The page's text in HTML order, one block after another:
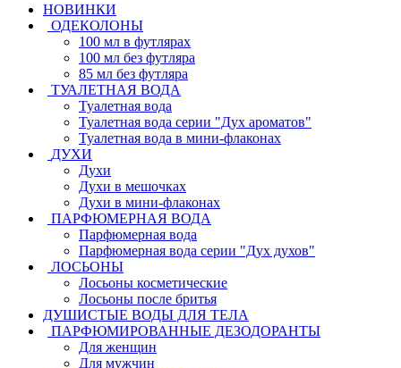
НОВИНКИ
ОДЕКОЛОНЫ
100 мл в футлярах
100 мл без футляра
85 мл без футляра
ТУАЛЕТНАЯ ВОДА
Туалетная вода
Туалетная вода серии "Дух ароматов"
Туалетная вода в мини-флаконах
ДУХИ
Духи
Духи в мешочках
Духи в мини-флаконах
ПАРФЮМЕРНАЯ ВОДА
Парфюмерная вода
Парфюмерная вода серии "Дух духов"
ЛОСЬОНЫ
Лосьоны косметические
Лосьоны после бритья
ДУШИСТЫЕ ВОДЫ ДЛЯ ТЕЛА
ПАРФЮМИРОВАННЫЕ ДЕЗОДОРАНТЫ
Для женщин
Для мужчин